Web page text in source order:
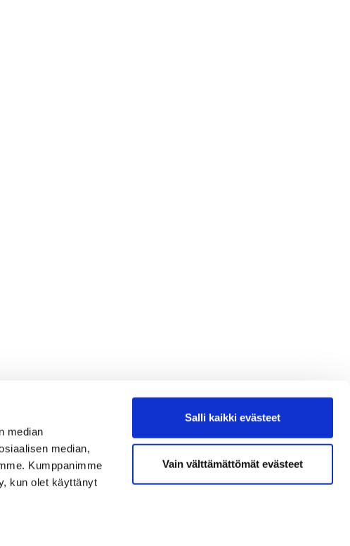
median
median,
Kumppanimme
kun olet käyttänyt
Salli kaikki evästeet
Vain välttämättömät evästeet